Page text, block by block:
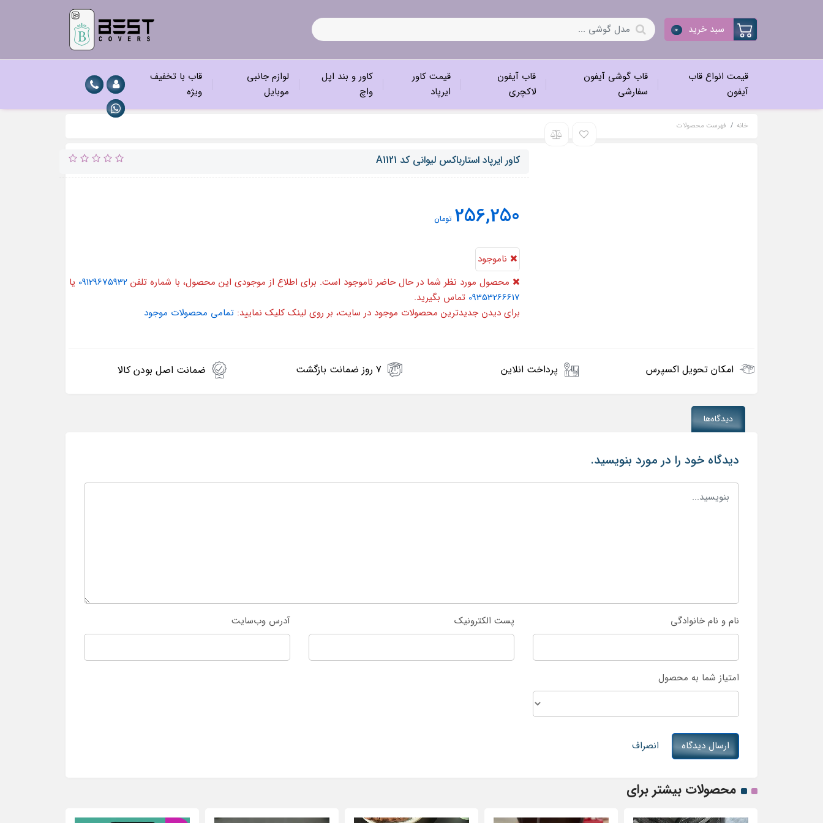
سبد خرید 0
قیمت انواع قاب
آیفون
قاب گوشی آیفون
سفارشی
قاب آیفون
لاکچری
قیمت کاور
ایرپاد
کاور و بند اپل
واچ
لوازم جانبی
موبایل
قاب با تخفیف
ویژه
خانه فهرست محصولات
کاور ایرپاد استارباکس لیوانی کد A1121
256,250 تومان
ناموجود
محصول مورد نظر شما در حال حاضر ناموجود است. برای اطلاع از موجودی این محصول، با شماره تلفن09129675932 یا
09353266617 تماس بگیرید.
برای دیدن جدیدترین محصولات موجود در سایت، بر روی لینک کلیک نمایید:تمامی محصولات موجود
امکان تحویل اکسپرس پرداخت انلاین ۷ روز ضمانت بازگشت ضمانت اصل بودن کالا
دیدگاه‌ها
دیدگاه خود را در مورد بنویسید.
نام و نام خانوادگی پست الکترونیک آدرس وب‌سایت
امتیاز شما به محصول
ارسال دیدگاه انصراف
محصولات بیشتر برای